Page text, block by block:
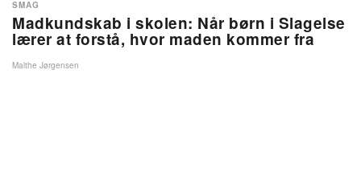
Madkundskab i skolen: Når børn i Slagelse
lærer at forstå, hvor maden kommer fra
SMAG
Malthe Jørgensen